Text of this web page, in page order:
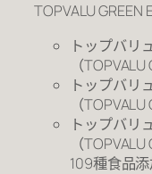
TOPVALU GREEN
トップバリ
（
トップバリ
（
トップバリ
（
109種食品